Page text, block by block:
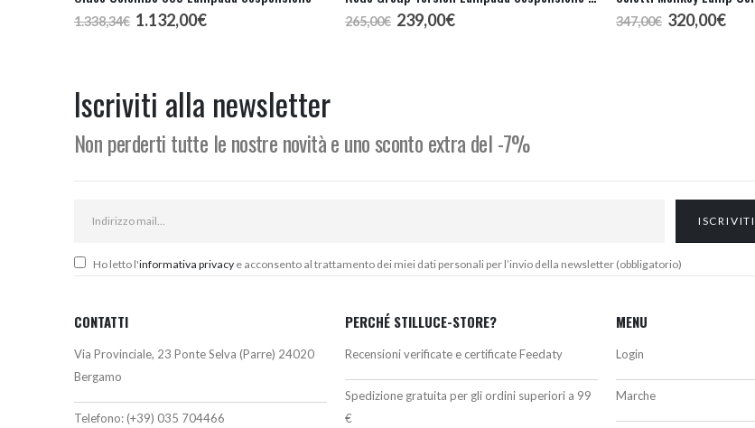
1.338,34€ Il
prezzo
1.132,00€Il
265,00€ Il
prezzo
239,00€Il
347,00€ Il
prezzo
320,00€Il
Iscriviti alla newsletter
Non perderti tutte le nostre novità e uno sconto extra del -7%
Ho letto l'informativa privacy e acconsento al trattamento dei miei dati personali per l’invio della newsletter (obbligatorio)
CONTATTI
Via Provinciale, 23 Ponte Selva (Parre) 24020
Bergamo
Telefono: (+39) 035 704466
PERCHÉ STILLUCE-STORE?
Recensioni verificate e certificate Feedaty
Spedizione gratuita per gli ordini superiori a 99
€
MENU
Login
Marche